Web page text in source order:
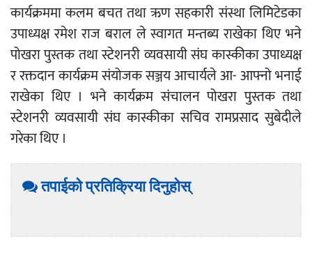
कार्यक्रममा कलम बचत तथा ऋण सहकारी संस्था लिमिटेडका
उपाध्यक्ष रमेश राज बराल ले स्वागत मन्तब्य राखेका थिए भने
पोखरा पुस्तक तथा स्टेशनरी व्यवसायी संघ कास्कीका उपाध्यक्ष
र रक्तदान कार्यक्रम संयोजक सञ्जय आचार्यले आ- आफ्नो भनाई
राखेका थिए । भने कार्यक्रम संचालन पोखरा पुस्तक तथा
स्टेशनरी व्यवसायी संघ कास्कीका सचिव रामप्रसाद सुबेदीले
गरेका थिए ।
तपाईको प्रतिक्रिया दिनुहोस्